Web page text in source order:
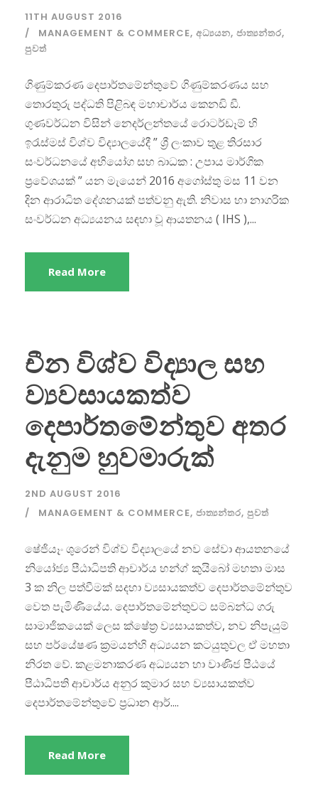
11TH AUGUST 2016
MANAGEMENT & COMMERCE, අධ්‍යයන, ජාත්‍යන්තර,
පුවත්
ගිණුම්කරණ දෙපාර්තමේන්තුවේ ගිණුම්කරණය සහ
තොරතුරු පද්ධති පිළිබඳ මහාචාර්ය කෙනඩි ඩී.
ගුණවර්ධන විසින් නෙදර්ලන්තයේ රොටර්ඩෑම් හි
ඉරැස්මස් විශ්ව විද්‍යාලයේදී ” ශ්‍රී ලංකාව තුළ තිරසාර
සංවර්ධනයේ අභියෝග සහ බාධක : උපාය මාර්ගික
ප්‍රවේශයක් ” යන මැයෙන් 2016 අගෝස්තු මස 11 වන
දින ආරාධිත දේශනයක් පත්වනු ඇති. නිවාස හා නාගරික
සංවර්ධන අධ්‍යයනය සඳහා වූ ආයතනය ( IHS ),...
Read More
චීන විශ්ව විද්‍යාල සහ
ව්‍යවසායකත්ව
දෙපාර්තමේන්තුව අතර
දැනුම හුවමාරුක්
2ND AUGUST 2016
MANAGEMENT & COMMERCE, ජාත්‍යන්තර, පුවත්
ෂේජියෑං ශුරෙන් විශ්ව විද්‍යාලයේ නව සේවා ආයතනයේ
නියෝජ්‍ය පීඨාධිපති ආචාර්ය හන්ග් කුයිබෝ මහතා මාස
3 ක නිල පත්වීමක් සදහා ව්‍යසායකත්ව දෙපාර්තමේන්තුව
වෙත පැමිණියේය. දෙපාර්තමේන්තුවට සම්බන්ධ ගරු
සාමාජිකයෙක් ලෙස ක්ෂේත්‍ර ව්‍යසායකත්ව, නව නිපැයුම්
සහ පර්යේෂණ ක්‍රමයන්හි අධ්‍යයන කටයුතුවල ඒ මහතා
නිරත වේ. කළමනාකරණ අධ්‍යයන හා වාණිජ පීඨයේ
පීඨාධිපති ආචාර්ය අනුර කුමාර සහ ව්‍යසායකත්ව
දෙපාර්තමේන්තුවේ ප්‍රධාන ආර්....
Read More